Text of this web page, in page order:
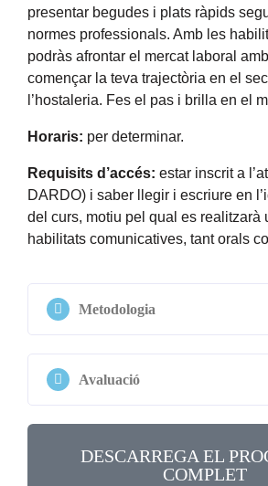
presentar begudes i plats ràpids
normes professionals. Amb les
podràs afrontar el mercat laboral
començar la teva trajectòria en el
l’hostaleria. Fes el pas i brilla en el
Horaris: per determinar.
Requisits d’accés: estar inscrit a
DARDO) i saber llegir i escriure en
del curs, motiu pel qual es realitzarà
habilitats comunicatives, tant orals
Metodologia
Avaluació
DESCARREGA EL
COMPLET